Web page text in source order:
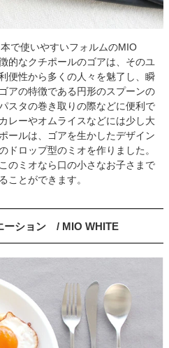
で使いやすいフォルムのMIO
的なクチポールのゴアは、そのユ
便性から多くの人々を魅了し、瞬
アの特徴である円形のスプーンの
スタの巻き取りの際などに便利で
レーやオムライスなどには少し大
ールは、ゴアを生かしたデザイン
ドロップ型のミオを作りました。
のミオなら口の小さなお子さまで
ことができます。
ーション / MIO WHITE